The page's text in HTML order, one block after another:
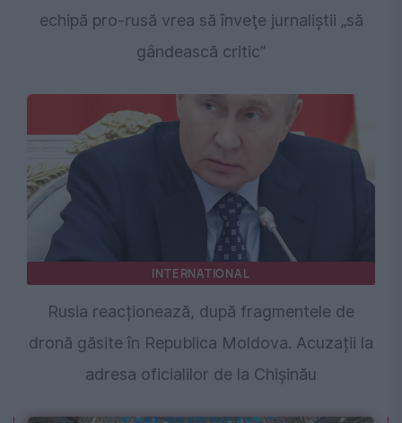
echipă pro-rusă vrea să înveţe jurnaliştii „să
gândească critic”
INTERNATIONAL
Rusia reacționează, după fragmentele de
dronă găsite în Republica Moldova. Acuzații la
adresa oficialilor de la Chișinău